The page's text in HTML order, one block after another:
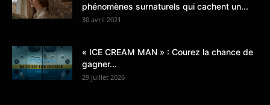
phénomènes surnaturels qui cachent un...
30 avril 2021
« ICE CREAM MAN » : Courez la chance de
gagner...
29 juillet 2026